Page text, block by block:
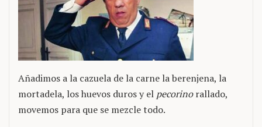
Añadimos a la cazuela de la carne la berenjena, la
mortadela, los huevos duros y el pecorinorallado,
movemos para que se mezcle todo.